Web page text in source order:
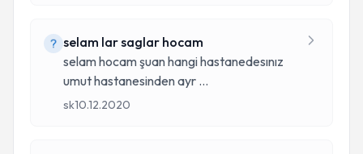
selam lar saglar hocam
selam hocam şuan hangi hastanedesınız
umut hastanesinden ayr ...
sk10.12.2020